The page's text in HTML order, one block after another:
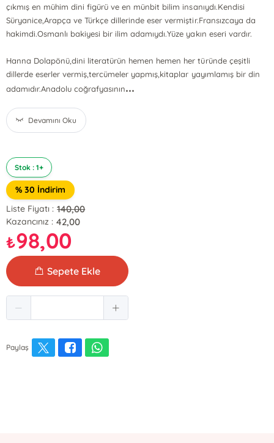
çıkmış en mühim dini figürü ve en münbit bilim insanıydı.Kendisi
Süryanice,Arapça ve Türkçe dillerinde eser vermiştir.Fransızcaya da
hakimdi.Osmanlı bakiyesi bir ilim adamıydı.Yüze yakın eseri vardır.
Hanna Dolapönü,dini literatürün hemen hemen her türünde çeşitli
dillerde eserler vermiş,tercümeler yapmış,kitaplar yayımlamış bir din
adamıdır.Anadolu coğrafyasının...
Devamını Oku
Stok : 1+
% 30 İndirim
Liste Fiyatı : 140,00
Kazancınız : 42,00
₺98,00
Sepete Ekle
Paylaş